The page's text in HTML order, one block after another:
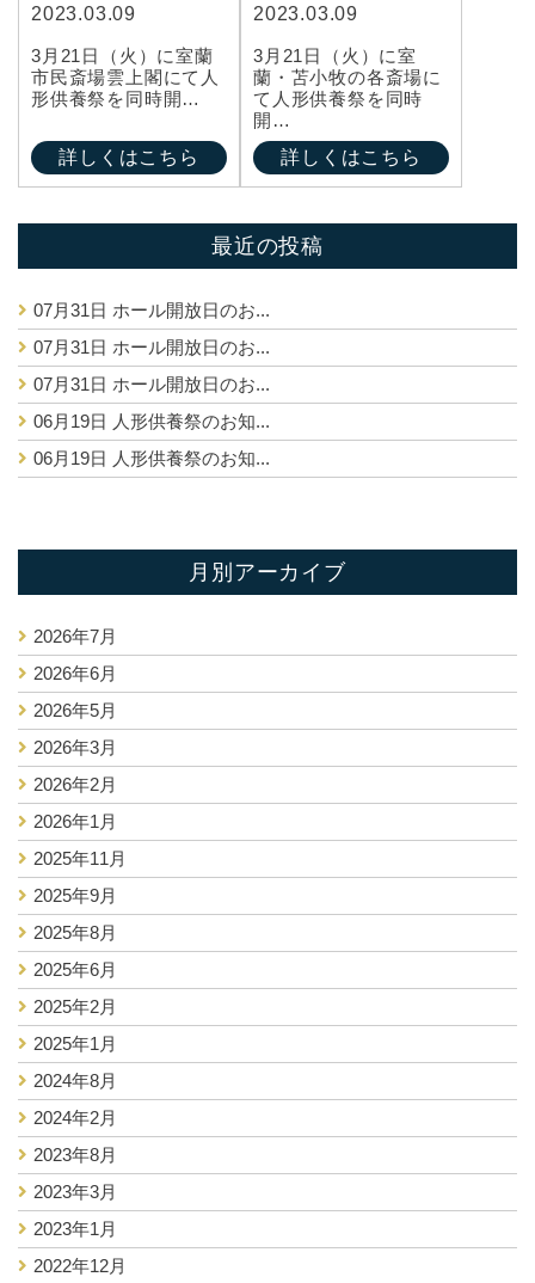
2023.03.09
3月21日（火）に室蘭
市民斎場雲上閣にて人
形供養祭を同時開…
詳しくはこちら
2023.03.09
3月21日（火）に室
蘭・苫小牧の各斎場に
て人形供養祭を同時
開…
詳しくはこちら
最近の投稿
07月31日 ホール開放日のお...
07月31日 ホール開放日のお...
07月31日 ホール開放日のお...
06月19日 人形供養祭のお知...
06月19日 人形供養祭のお知...
月別アーカイブ
2026年7月
2026年6月
2026年5月
2026年3月
2026年2月
2026年1月
2025年11月
2025年9月
2025年8月
2025年6月
2025年2月
2025年1月
2024年8月
2024年2月
2023年8月
2023年3月
2023年1月
2022年12月